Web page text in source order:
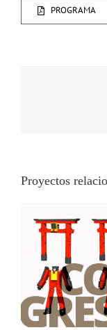
PROGRAMA
Proyectos
Estudios
Cultura